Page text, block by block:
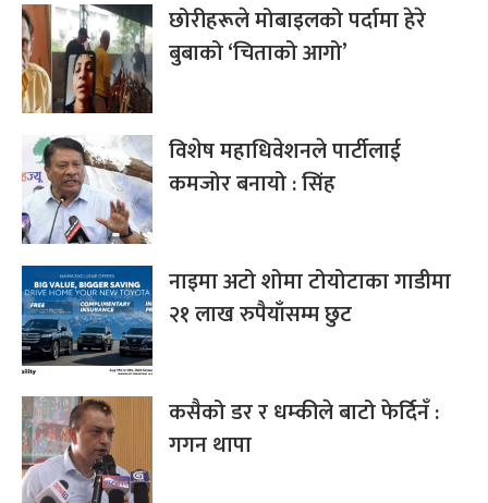
छोरीहरूले मोबाइलको पर्दामा हेरे
बुबाको ‘चिताको आगो’
विशेष महाधिवेशनले पार्टीलाई
कमजोर बनायो : सिंह
नाइमा अटो शोमा टोयोटाका गाडीमा
२१ लाख रुपैयाँसम्म छुट
कसैको डर र धम्कीले बाटो फेर्दिनँ :
गगन थापा